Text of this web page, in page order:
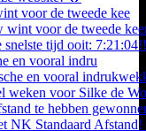
voor de tweede kee
en vooral indru